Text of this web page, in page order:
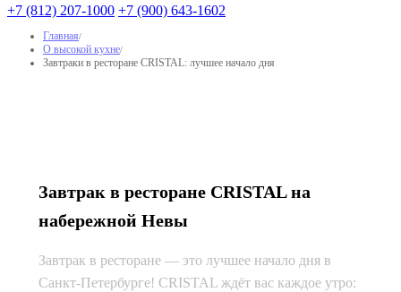
+7 (812) 207-1000 +7 (900) 643-1602
Главная
О высокой кухне
Завтраки в ресторане CRISTAL: лучшее начало дня
Завтрак в ресторане CRISTAL на
набережной Невы
Завтрак в ресторане — это лучшее начало дня в
Санкт-Петербурге! CRISTAL ждёт вас каждое утро: